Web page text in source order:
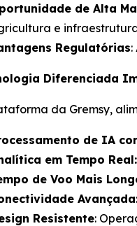
de Alta
e
Regulatórias:
Diferenciada
da Gremsy,
de IA
em Tempo Real:
de Voo Mais
Avançada
Resistente: